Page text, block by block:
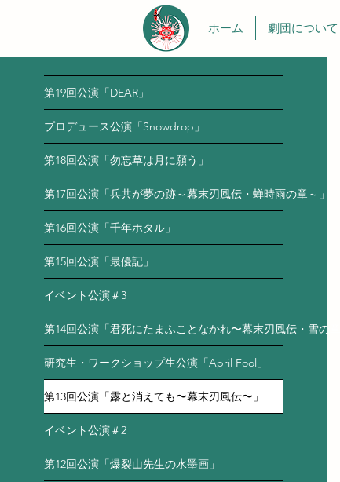
ホーム 劇団について
第19回公演「DEAR」
プロデュース公演「Snowdrop」
第18回公演「勿忘草は月に願う」
第17回公演「兵共が夢の跡～幕末刃風伝・蝉時雨の章～」
第16回公演「千年ホタル」
第15回公演「最優記」
イベント公演＃3
第14回公演「君死にたまふことなかれ〜幕末刃風伝・雪の章
研究生・ワークショップ生公演「April Fool」
第13回公演「露と消えても〜幕末刃風伝〜」
イベント公演＃2
第12回公演「爆裂山先生の水墨画」